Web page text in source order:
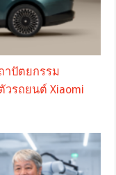
าปัตยกรรม
วรถยนต์ Xiaomi